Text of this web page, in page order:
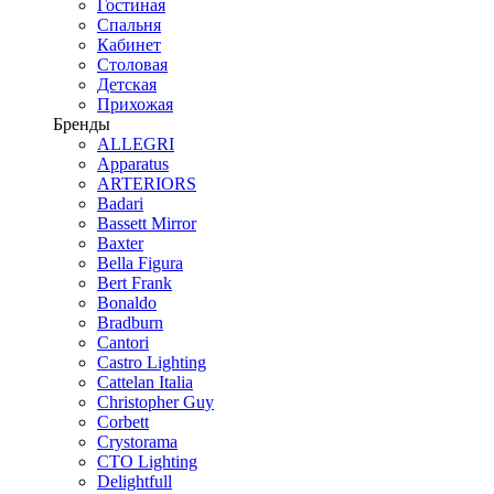
Гостиная
Спальня
Кабинет
Столовая
Детская
Прихожая
Бренды
ALLEGRI
Apparatus
ARTERIORS
Badari
Bassett Mirror
Baxter
Bella Figura
Bert Frank
Bonaldo
Bradburn
Cantori
Castro Lighting
Cattelan Italia
Christopher Guy
Corbett
Crystorama
CTO Lighting
Delightfull